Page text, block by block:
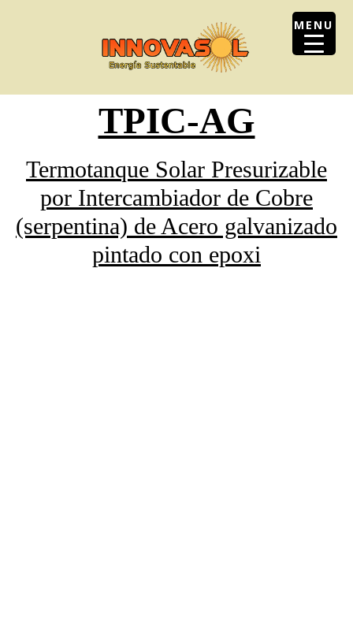
TPIC-AG
Termotanque Solar Presurizable
por Intercambiador de Cobre
(serpentina) de Acero galvanizado
pintado con epoxi
MENU